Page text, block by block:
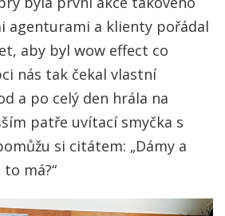
agenturami a klienty pořádal
aby byl wow effect co
nás tak čekal vlastní
a po celý den hrála na
patře uvítací smyčka s
si citátem: „Dámy a
má?“